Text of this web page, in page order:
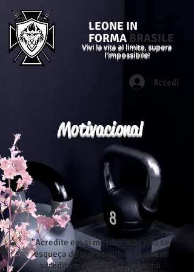
LEONE IN
FORMA BRASILE
Vivi la vita al limite, supera
l'impossibile!
Accedi
Motivacional
"Acredite em si mesmo, mas não se
esqueça de que os outros também
acreditam em você." - Anônimo